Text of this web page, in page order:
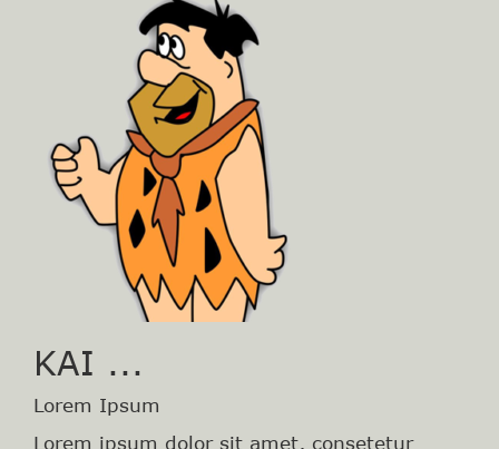
KAI ...
Lorem Ipsum
Lorem ipsum dolor sit amet, consetetur